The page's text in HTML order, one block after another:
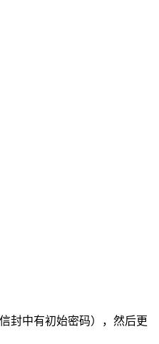
封中有初始密码），然后更